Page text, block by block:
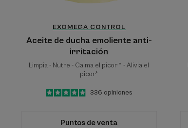
EXOMEGA CONTROL
Aceite de ducha emoliente anti-
irritación
Limpia - Nutre - Calma el picor * - Alivia el
picor*
4.8
/
5
336 opiniones
Puntos de venta